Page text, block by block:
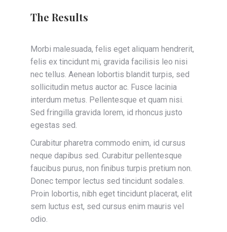
The Results
Morbi malesuada, felis eget aliquam hendrerit,
felis ex tincidunt mi, gravida facilisis leo nisi
nec tellus. Aenean lobortis blandit turpis, sed
sollicitudin metus auctor ac. Fusce lacinia
interdum metus. Pellentesque et quam nisi.
Sed fringilla gravida lorem, id rhoncus justo
egestas sed.
Curabitur pharetra commodo enim, id cursus
neque dapibus sed. Curabitur pellentesque
faucibus purus, non finibus turpis pretium non.
Donec tempor lectus sed tincidunt sodales.
Proin lobortis, nibh eget tincidunt placerat, elit
sem luctus est, sed cursus enim mauris vel
odio.